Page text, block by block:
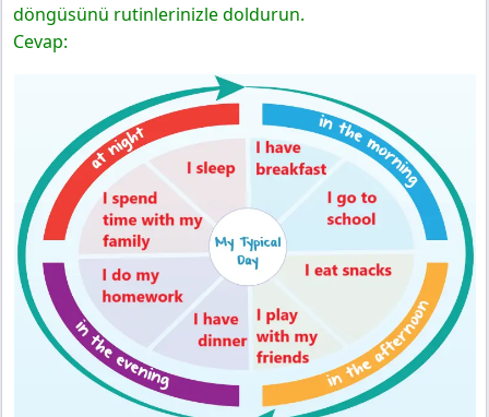
döngüsünü rutinlerinizle doldurun.
Cevap: